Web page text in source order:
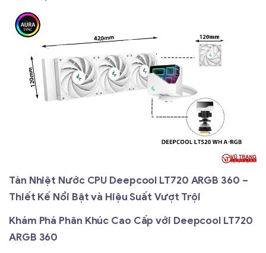
Tản Nhiệt Nước CPU Deepcool LT720 ARGB 360 –
Thiết Kế Nổi Bật và Hiệu Suất Vượt Trội
Khám Phá Phân Khúc Cao Cấp với Deepcool LT720
ARGB 360